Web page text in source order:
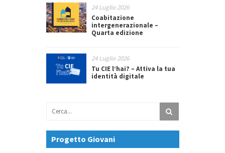
24 Luglio 2026
Coabitazione
intergenerazionale –
Quarta edizione
24 Luglio 2026
Tu CIE l’hai? – Attiva la tua
identità digitale
Progetto Giovani